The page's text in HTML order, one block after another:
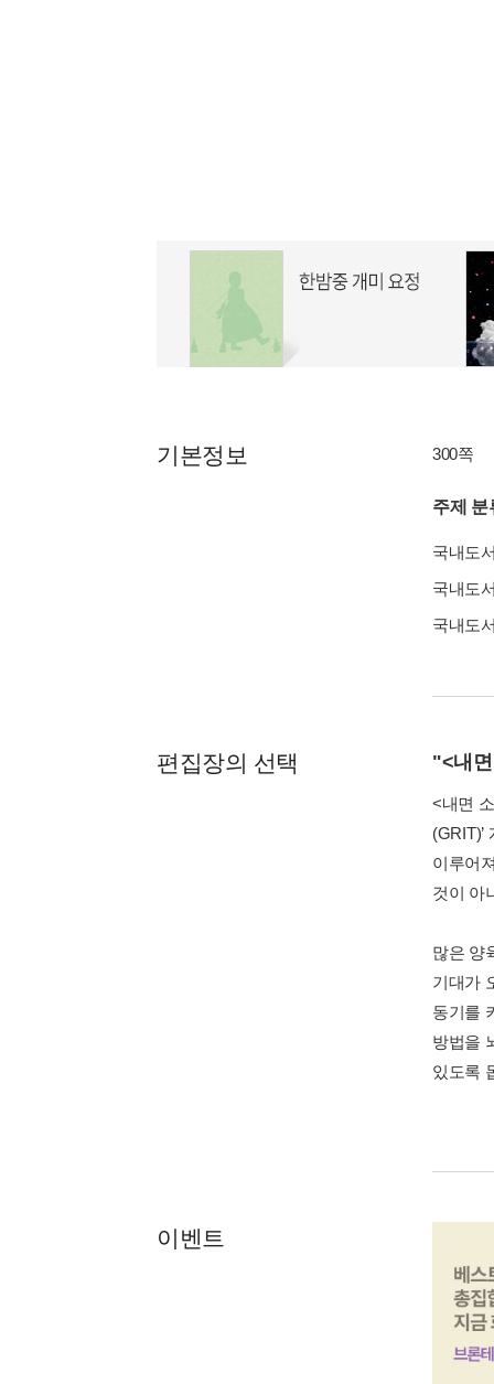
기본정보 300쪽
주제 분
국내도
국내도
국내도
편집장의 선택 "<내
<내면
이루어
것이 아
많은 양
기대가
동기를
방법을
있도록
이벤트